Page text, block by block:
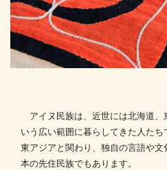
アイヌ民族は、近世には北海道
いう広い範囲に暮らしてきた人た
東アジアと関わり、独自の言語や文
本の先住民族でもあります。